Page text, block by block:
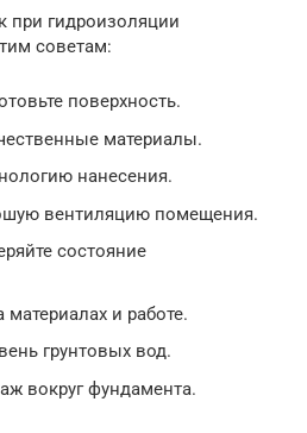
при гидроизоляции
советам:
поверхность.
материалы.
нанесения.
вентиляцию помещения.
состояние
и работе.
грунтовых вод.
вокруг фундамента.